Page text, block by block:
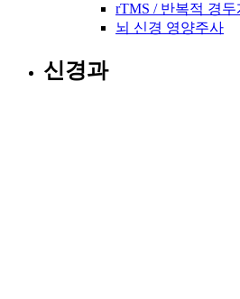
rTMS / 반복적 경
뇌 신경 영양주사
신경과